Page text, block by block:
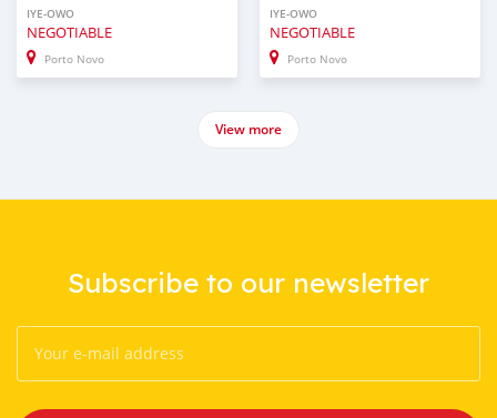
IYE-OWO
NEGOTIABLE
Porto Novo
IYE-OWO
NEGOTIABLE
Porto Novo
View more
Subscribe to our newsletter